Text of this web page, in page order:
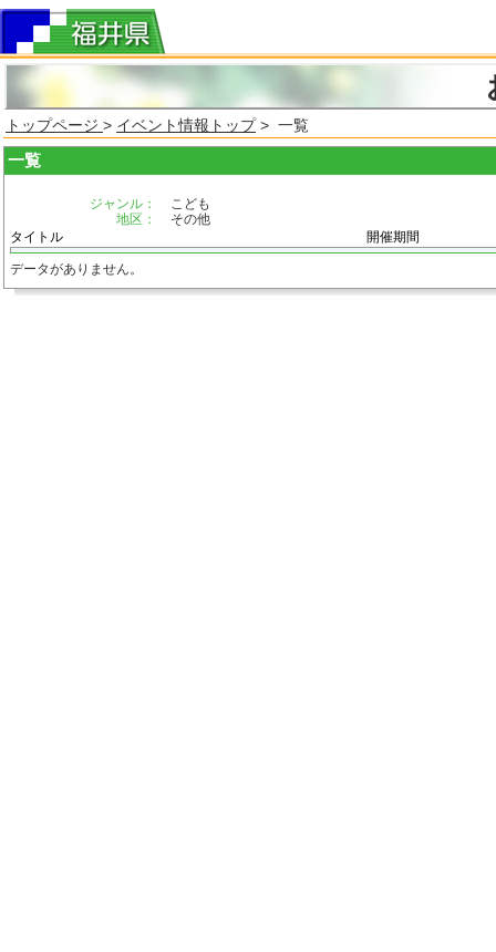
トップページ > イベント情報トップ> 一覧
一覧
ジャンル：
こども
地区：
その他
タイトル
開催期間
データがありません。